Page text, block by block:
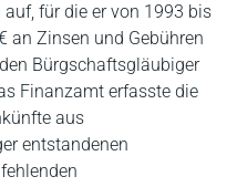
für die er von 1993 bis
an Zinsen und Gebühren
Bürgschaftsgläubiger
Finanzamt erfasste die
aus
entstandenen